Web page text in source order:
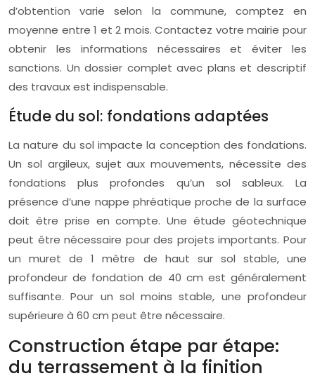
d’obtention varie selon la commune, comptez en
moyenne entre 1 et 2 mois. Contactez votre mairie pour
obtenir les informations nécessaires et éviter les
sanctions. Un dossier complet avec plans et descriptif
des travaux est indispensable.
Étude du sol: fondations adaptées
La nature du sol impacte la conception des fondations.
Un sol argileux, sujet aux mouvements, nécessite des
fondations plus profondes qu’un sol sableux. La
présence d’une nappe phréatique proche de la surface
doit être prise en compte. Une étude géotechnique
peut être nécessaire pour des projets importants. Pour
un muret de 1 mètre de haut sur sol stable, une
profondeur de fondation de 40 cm est généralement
suffisante. Pour un sol moins stable, une profondeur
supérieure à 60 cm peut être nécessaire.
Construction étape par étape:
du terrassement à la finition